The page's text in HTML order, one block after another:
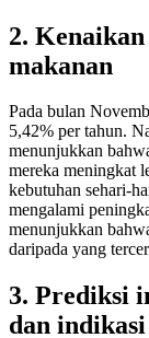
2.
makanan
Pada bulan
5,42% per tahun.
menunjukkan
mereka meningkat
kebutuhan sehari-
mengalami
menunjukkan
daripada yang
3. Prediksi
dan